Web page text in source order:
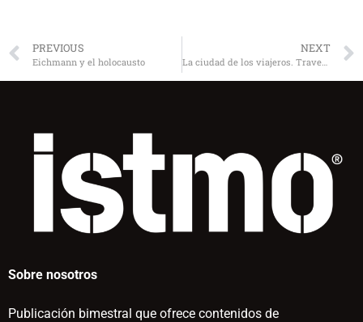
PREVIOUS
Eichmann y el holocausto
NEXT
La ciudad de los viajeros. Travesías e imaginarios urbanos: México 1940-2000
Sobre nosotros
Publicación bimestral que ofrece contenidos de